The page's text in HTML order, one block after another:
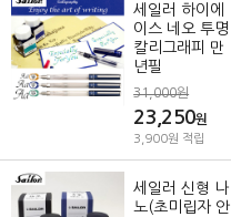
세일러 하이에
이스 네오 투명
칼리그래피 만
년필
31,000원
23,250원
3,900원 적립
세일러 신형 나
노(초미립자 안